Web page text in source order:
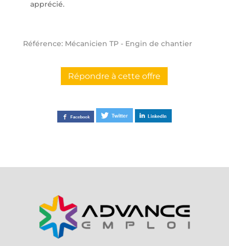
apprécié.
Référence: Mécanicien TP - Engin de chantier
Répondre à cette offre